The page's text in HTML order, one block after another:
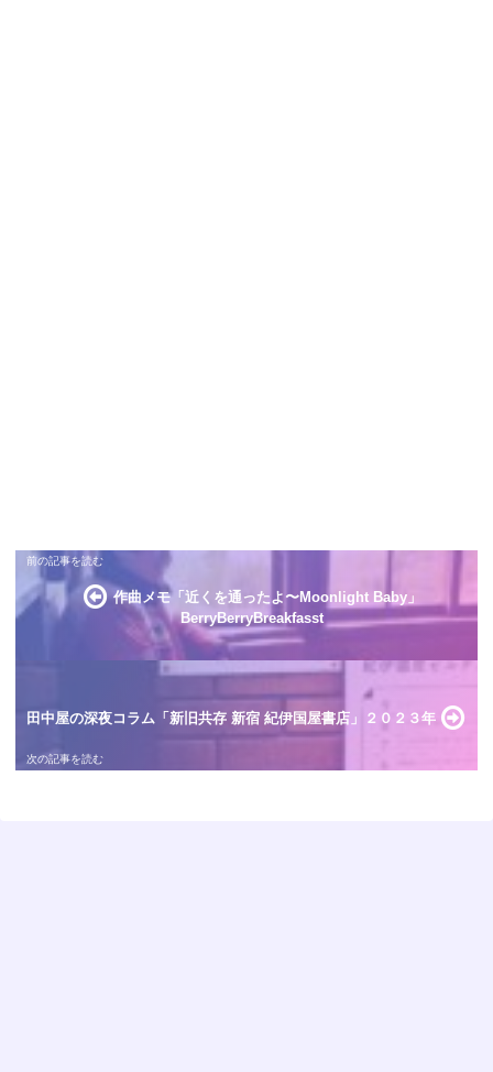
作曲メモ「近くを通ったよ〜Moonlight Baby」
BerryBerryBreakfasst
田中屋の深夜コラム「新旧共存 新宿 紀伊国屋書店」２０２３年